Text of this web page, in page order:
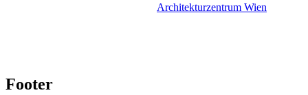
Architekturzentrum Wien
Footer